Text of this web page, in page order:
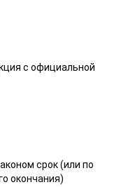
с официальной
срок (или по
окончания)